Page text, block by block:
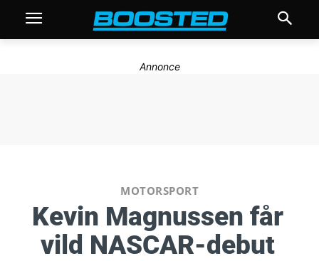
Annonce
MOTORSPORT
Kevin Magnussen får
vild NASCAR-debut